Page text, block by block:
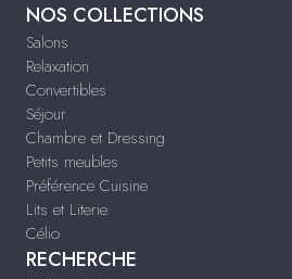
NOS COLLECTIONS
Salons
Relaxation
Convertibles
Séjour
Chambre et Dressing
Petits meubles
Préférence Cuisine
Lits et Literie
Célio
RECHERCHE